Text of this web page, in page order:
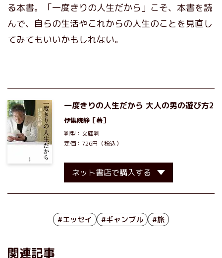
る本書。「一度きりの人生だから」こそ、本書を読
んで、自らの生活やこれからの人生のことを見直し
てみてもいいかもしれない。
一度きりの人生だから 大人の男の遊び方2
伊集院静 ［著］
判型：文庫判
定価：726円（税込）
ネット書店で購入する
#エッセイ #ギャンブル #旅
関連記事